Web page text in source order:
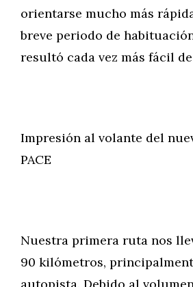
orientarse mucho más
breve periodo de
resultó cada vez más fácil
Impresión al volante del
PACE
Nuestra primera ruta nos
90 kilómetros,